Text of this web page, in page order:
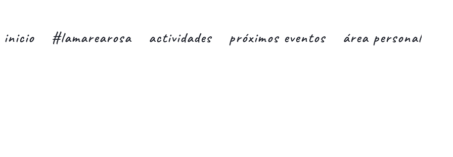
inicio #lamarearosa actividades próximos eventos área personal